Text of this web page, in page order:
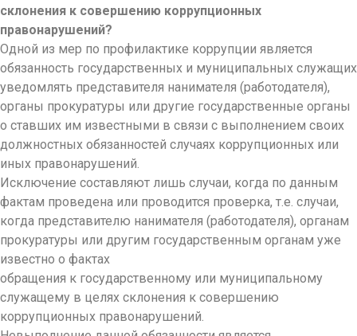
склонения к совершению коррупционных
правонарушений?
Одной из мер по профилактике коррупции является
обязанность государственных и муниципальных служащих
уведомлять представителя нанимателя (работодателя),
органы прокуратуры или другие государственные органы
о ставших им известными в связи с выполнением своих
должностных обязанностей случаях коррупционных или
иных правонарушений.
Исключение составляют лишь случаи, когда по данным
фактам проведена или проводится проверка, т.е. случаи,
когда представителю нанимателя (работодателя), органам
прокуратуры или другим государственным органам уже
известно о фактах
обращения к государственному или муниципальному
служащему в целях склонения к совершению
коррупционных правонарушений.